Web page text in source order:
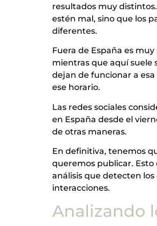
resultados muy
estén mal, sino que los
diferentes.
Fuera de España es
mientras que aquí suele
dejan de funcionar a
ese horario.
Las redes sociales
en España desde el
de otras maneras.
En definitiva, tenemos
queremos publicar.
análisis que detecten
interacciones.
Analizando